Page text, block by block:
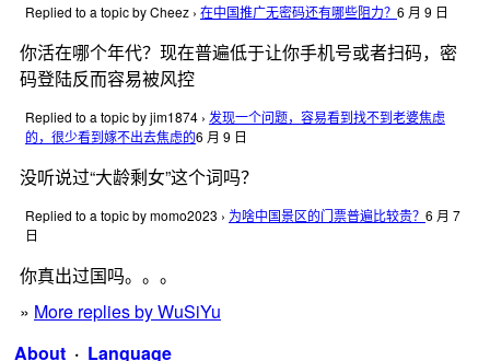
Replied to a topic by Cheez › 在中国推广无密码还有哪些阻力？ 6 月 9 日
你活在哪个年代？现在普遍低于让你手机号或者扫码，密
码登陆反而容易被风控
Replied to a topic by jim1874 › 发现一个问题，容易看到找不到老婆焦虑
的，很少看到嫁不出去焦虑的6 月 9 日
没听说过“大龄剩女”这个词吗？
Replied to a topic by momo2023 › 为啥中国景区的门票普遍比较贵？ 6 月 7
日
你真出过国吗。。。
» More replies by WuSiYu
About · Language